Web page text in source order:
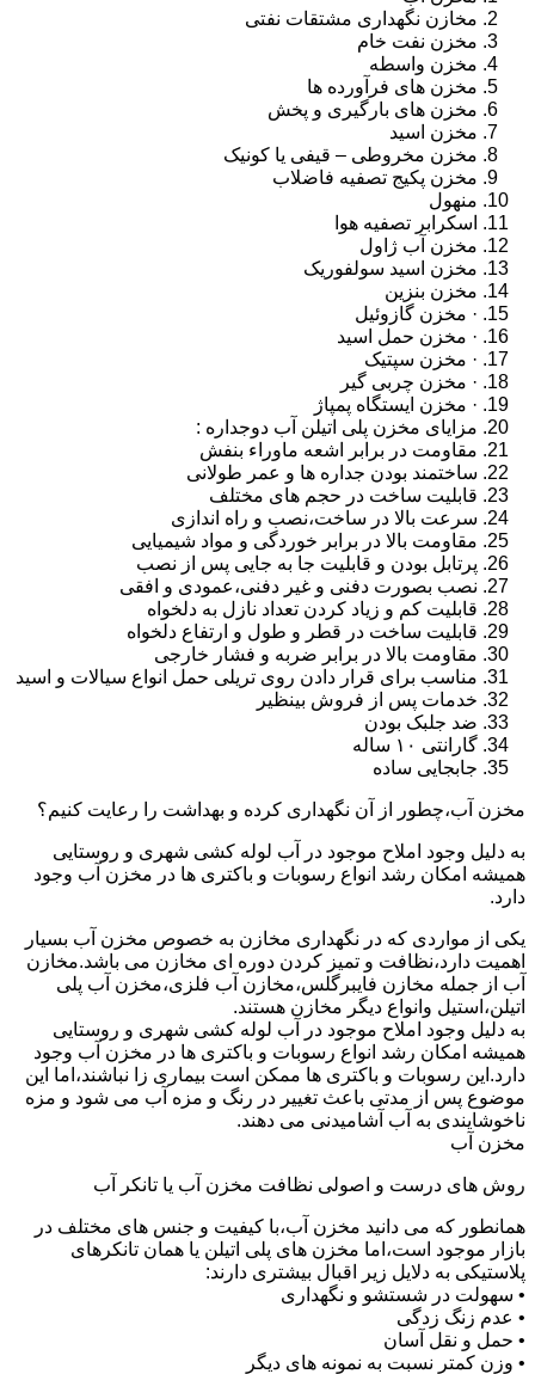
مخازن نگهداری مشتقات نفتی
مخزن نفت خام
مخزن واسطه
مخزن های فرآورده ها
مخزن های بارگیری و پخش
مخزن اسید
مخزن مخروطی – قیفی یا کونیک
مخزن پکیج تصفیه فاضلاب
منهول
اسکرابر تصفیه هوا
مخزن آب ژاول
مخزن اسید سولفوریک
مخزن بنزین
· مخزن گازوئیل
· مخزن حمل اسید
· مخزن سپتیک
· مخزن چربی گیر
· مخزن ایستگاه پمپاژ
مزایای مخزن پلی اتیلن آب دوجداره :
مقاومت در برابر اشعه ماوراء بنفش
ساختمند بودن جداره ها و عمر طولانی
قابلیت ساخت در حجم های مختلف
سرعت بالا در ساخت،نصب و راه اندازی
مقاومت بالا در برابر خوردگی و مواد شیمیایی
پرتابل بودن و قابلیت جا به جایی پس از نصب
نصب بصورت دفنی و غیر دفنی،عمودی و افقی
قابلیت کم و زیاد کردن تعداد نازل به دلخواه
قابلیت ساخت در قطر و طول و ارتفاع دلخواه
مقاومت بالا در برابر ضربه و فشار خارجی
مناسب برای قرار دادن روی تریلی حمل انواع سیالات و اسید
خدمات پس از فروش بینظیر
ضد جلبک بودن
گارانتی ۱۰ ساله
جابجایی ساده
مخزن آب،چطور از آن نگهداری کرده و بهداشت را رعایت کنیم؟
به دلیل وجود املاح موجود در آب لوله کشی شهری و روستایی
همیشه امکان رشد انواع رسوبات و باکتری ها در مخزن آب وجود
دارد.
یکی از مواردی که در نگهداری مخازن به خصوص مخزن آب بسیار
اهمیت دارد،نظافت و تمیز کردن دوره ای مخازن می باشد.مخازن
آب از جمله مخازن فایبرگلس،مخازن آب فلزی،مخزن آب پلی
اتیلن،استیل وانواع دیگر مخازن هستند.
به دلیل وجود املاح موجود در آب لوله کشی شهری و روستایی
همیشه امکان رشد انواع رسوبات و باکتری ها در مخزن آب وجود
دارد.این رسوبات و باکتری ها ممکن است بیماری زا نباشند،اما این
موضوع پس از مدتی باعث تغییر در رنگ و مزه آب می شود و مزه
ناخوشایندی به آب آشامیدنی می دهند.
مخزن آب
روش های درست و اصولی نظافت مخزن آب یا تانکر آب
همانطور که می دانید مخزن آب،با کیفیت و جنس های مختلف در
بازار موجود است،اما مخزن های پلی اتیلن یا همان تانکرهای
پلاستیکی به دلایل زیر اقبال بیشتری دارند:
• سهولت در شستشو و نگهداری
• عدم زنگ زدگی
• حمل و نقل آسان
• وزن کمتر نسبت به نمونه های دیگر